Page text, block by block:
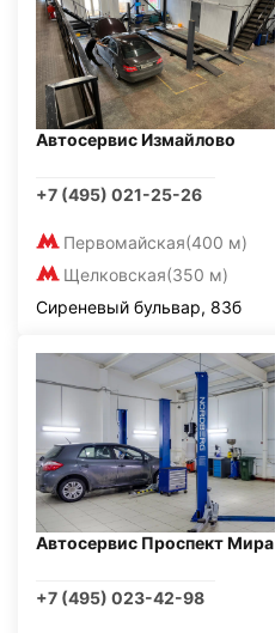
Автосервис Измайлово
+7 (495) 021-25-26
Первомайская(400 м)
Щелковская(350 м)
Сиреневый бульвар, 83б
Автосервис Проспект Мира
+7 (495) 023-42-98